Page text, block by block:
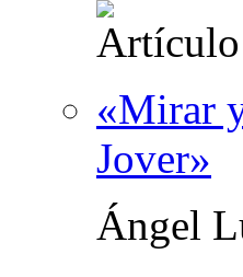
«Mirar
Jover»
Ángel